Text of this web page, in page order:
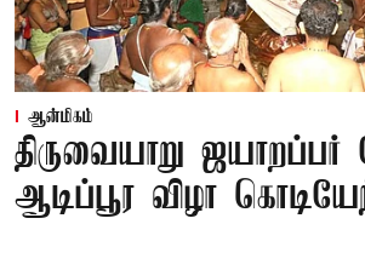
ஆன்மிகம்
திருவையாறு ஜயாறப்பர்
ஆடிப்பூர விழா